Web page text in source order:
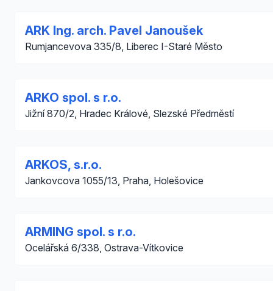
ARK Ing. arch. Pavel Janoušek
Rumjancevova 335/8, Liberec I-Staré Město
ARKO spol. s r.o.
Jižní 870/2, Hradec Králové, Slezské Předměstí
ARKOS, s.r.o.
Jankovcova 1055/13, Praha, Holešovice
ARMING spol. s r.o.
Ocelářská 6/338, Ostrava-Vítkovice